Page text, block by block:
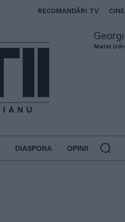
RECOMANDĂRI TV
Matei
DIASPORA OPINII